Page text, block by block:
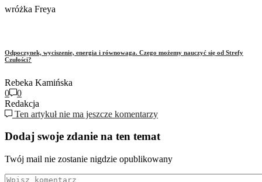
wróżka Freya
Odpoczynek, wyciszenie, energia i równowaga. Czego możemy nauczyć się od Strefy
Czułości?
Rebeka Kamińska
0
0
Redakcja
Ten artykuł nie ma jeszcze komentarzy
Dodaj swoje zdanie na ten temat
Twój mail nie zostanie nigdzie opublikowany